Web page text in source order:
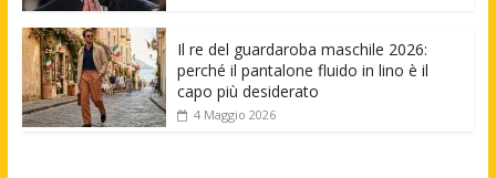
Il re del guardaroba maschile 2026:
perché il pantalone fluido in lino è il
capo più desiderato
4 Maggio 2026